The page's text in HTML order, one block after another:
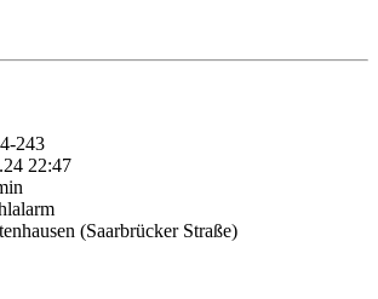
243
22:47
(Saarbrücker Straße)